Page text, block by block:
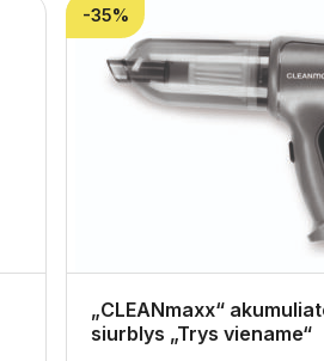
-35%
„CLEANmaxx“
siurblys „Trys viename“